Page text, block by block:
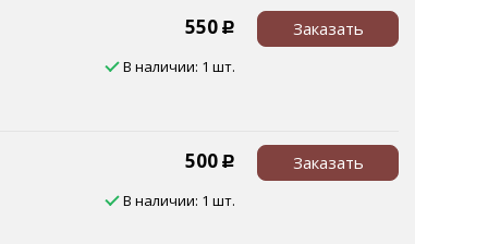
550 Р
В наличии: 1 шт.
Заказать
500 Р
В наличии: 1 шт.
Заказать